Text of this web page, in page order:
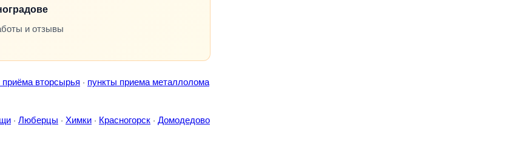
и отзывы
вторсырья · пункты приема металлолома
· Люберцы · Химки · Красногорск · Домодедово